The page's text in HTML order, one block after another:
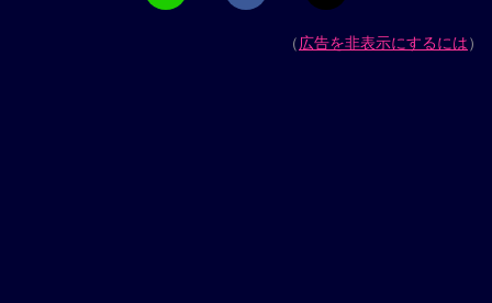
（広告を非表示にするには）